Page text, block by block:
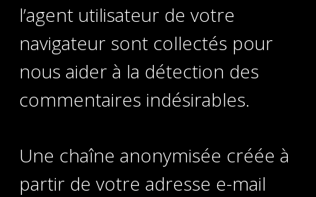
l’agent utilisateur de votre
navigateur sont collectés pour
nous aider à la détection des
commentaires indésirables.
Une chaîne anonymisée créée à
partir de votre adresse e-mail